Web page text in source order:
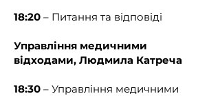
із змінами, внесеними згідно з
Наказом Міністерства охорони
18:20 – Питання та відповіді
Управління медичними
відходами, Людмила Катреча
18:30 – Управління медичними